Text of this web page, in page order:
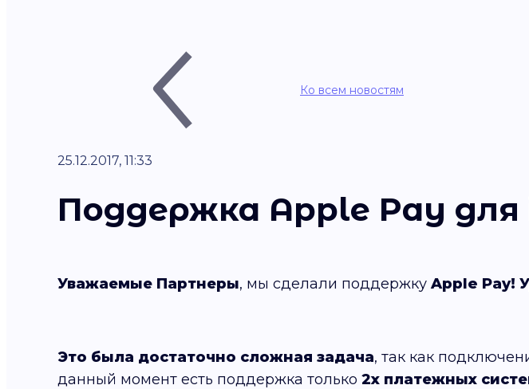
Ко всем новостям
25.12.2017, 11:33
Поддержка Apple Pay для
Уважаемые Партнеры, мы сделали поддержку Apple Pay!
Это была достаточно сложная задача, так как
данный момент есть поддержка только 2х платежных